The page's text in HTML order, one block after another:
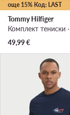
още 15% Код: LAST
Tommy Hilfiger
Комплект тениски
49,99€